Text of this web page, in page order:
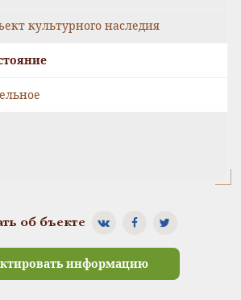
культурного наследия
об бъекте
информацию